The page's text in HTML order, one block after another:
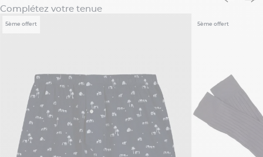
Complétez votre tenue
5ème offert 5ème offert